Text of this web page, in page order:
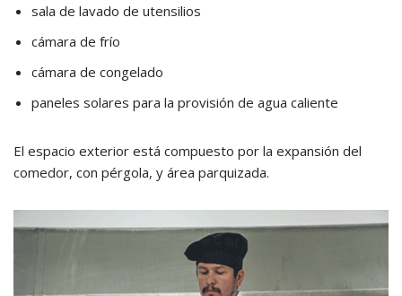
sala de lavado de utensilios
cámara de frío
cámara de congelado
paneles solares para la provisión de agua caliente
El espacio exterior está compuesto por la expansión del
comedor, con pérgola, y área parquizada.